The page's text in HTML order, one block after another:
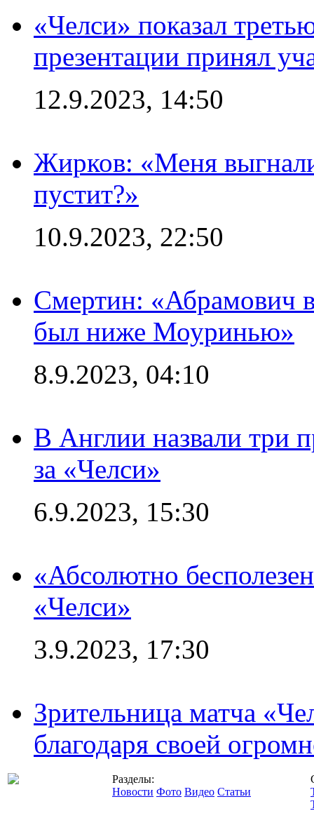
«Челси» показал
презентации принял
12.9.2023, 14:50
Жирков: «Меня
пустит?»
10.9.2023, 22:50
Смертин: «Абрамович в
был ниже Моуринью»
8.9.2023, 04:10
В Англии назвали три
за «Челси»
6.9.2023, 15:30
«Абсолютно
«Челси»
3.9.2023, 17:30
Зрительница матча
благодаря своей
Разделы:
Новости Фото Видео Статьи